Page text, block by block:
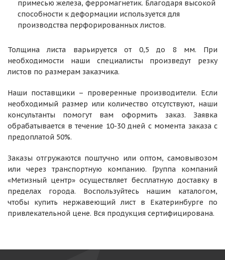
примесью железа, ферромагнетик. Благодаря высокой
способности к деформации используется для
производства перфорированных листов.
Толщина листа варьируется от 0,5 до 8 мм. При
необходимости наши специалисты произведут резку
листов по размерам заказчика.
Наши поставщики – проверенные производители. Если
необходимый размер или количество отсутствуют, наши
консультанты помогут вам оформить заказ. Заявка
обрабатывается в течение 10-30 дней с момента заказа с
предоплатой 50%.
Заказы отгружаются поштучно или оптом, самовывозом
или через транспортную компанию. Группа компаний
«Метизный центр» осуществляет бесплатную доставку в
пределах города. Воспользуйтесь нашим каталогом,
чтобы купить нержавеющий лист в Екатеринбурге по
привлекательной цене. Вся продукция сертифицирована.